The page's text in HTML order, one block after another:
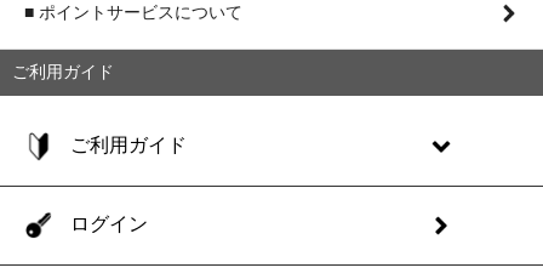
■ ポイントサービスについて
ご利用ガイド
ご利用ガイド
ログイン